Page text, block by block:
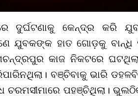
ଦୁର୍ଘଟଣାକୁ କେନ୍ଦ୍ର କରି
ଯୁବକଙ୍କ ହାତ ଗୋଡ଼କୁ ବାନ୍ଧି
କାଜ ନିକଟରେ
ବଞ୍ଚିବାକୁ ଭାରି
ପହଞ୍ଚିଥିଲା।